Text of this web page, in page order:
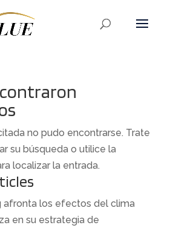
no pudo encontrarse. Trate
su búsqueda o utilice la
localizar la entrada.
afronta los efectos del clima
en su estrategia de